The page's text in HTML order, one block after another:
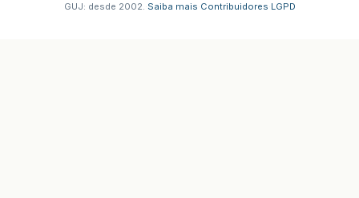
GUJ: desde 2002. Saiba mais Contribuidores LGPD